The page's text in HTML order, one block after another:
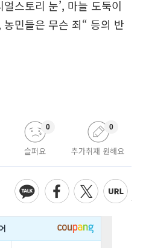
얼스토리 눈’, 마늘 도둑이
농민들은 무슨 죄“ 등의 반
슬퍼요
0
추가취재 원해요
0